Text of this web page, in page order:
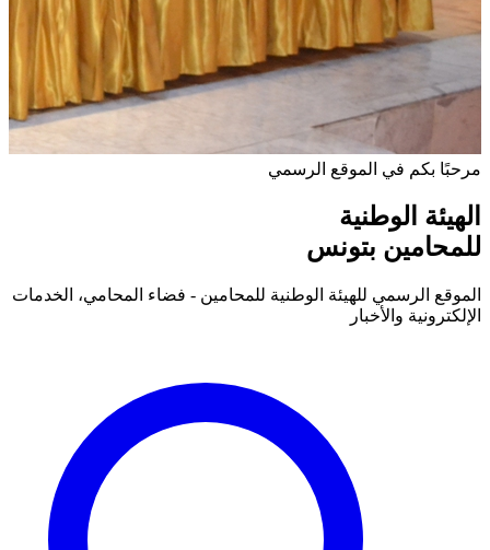
مرحبًا بكم في الموقع الرسمي
الهيئة الوطنية
للمحامين بتونس
الموقع الرسمي للهيئة الوطنية للمحامين - فضاء المحامي، الخدمات
الإلكترونية والأخبار